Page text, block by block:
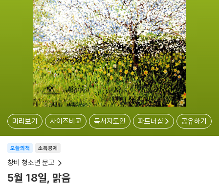
미리보기 사이즈비교 독서지도안 파트너샵 공유하기
소득공제
오늘의책
창비 청소년 문고
5월 18일, 맑음